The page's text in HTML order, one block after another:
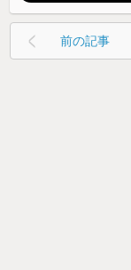
前の記事